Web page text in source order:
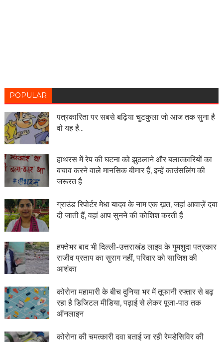
POPULAR
पत्रकारिता पर सबसे बढ़िया चुटकुला जो आज तक सुना है
वो यह है...
हाथरस में रेप की घटना को झुठलाने और बलात्कारियों का
बचाव करने वाले मानसिक बीमार हैं, इन्हें काउंसलिंग की
जरूरत है
ग्राउंड रिपोर्टर मेधा यादव के नाम एक ख़त, जहां आवाज़ें दबा
दी जाती हैं, वहां आप सुनने की कोशिश करती हैं
हफ्तेभर बाद भी दिल्ली-उत्तराखंड लाइव के गुमशुदा पत्रकार
राजीव प्रताप का सुराग नहीं, परिवार को साजिश की
आशंका
कोरोना महामारी के बीच दुनिया भर में तूफानी रफ्तार से बढ़
रहा है डिजिटल मीडिया, पढ़ाई से लेकर पूजा-पाठ तक
ऑनलाइन
कोरोना की चमत्कारी दवा बताई जा रही रेमडेसिविर की